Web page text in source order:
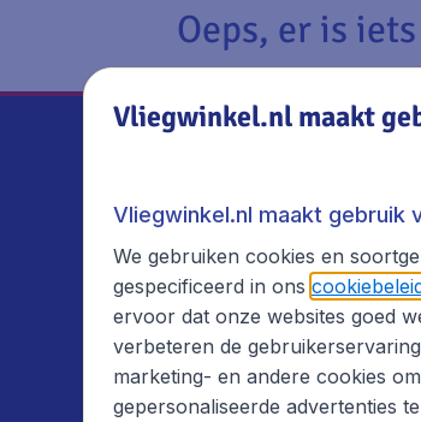
Oeps, er is
Over Vliegwinkel.nl
Reisgids
Vliegwinkel.nl maakt
Vliegwinkel.nl maakt gebruik
We gebruiken cookies en
gespecificeerd in ons
ervoor dat onze websites goed
verbeteren de
marketing- en andere cookies
gepersonaliseerde advertenties